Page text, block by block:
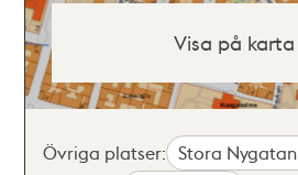
Visa på karta
Övriga platser: Stora Nygatan